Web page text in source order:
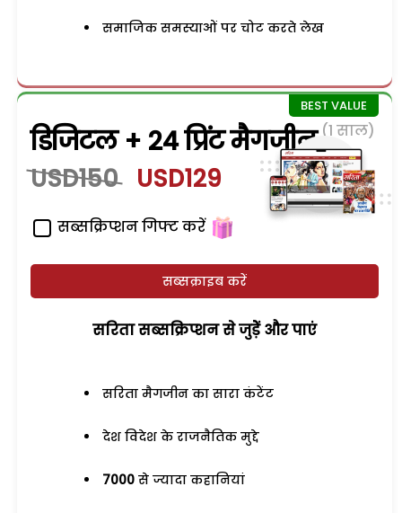
समाजिक समस्याओं पर चोट करते लेख
डिजिटल + 24 प्रिंट मैगजीन (1 साल)
USD150 USD129
सब्सक्रिप्शन गिफ्ट करें
सब्सक्राइब करें
सरिता सब्सक्रिप्शन से जुड़ेें और पाएं
सरिता मैगजीन का सारा कंटेंट
देश विदेश के राजनैतिक मुद्दे
7000 से ज्यादा कहानियां